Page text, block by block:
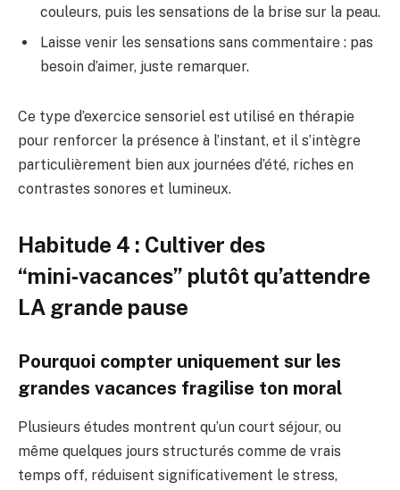
couleurs, puis les sensations de la brise sur la peau.
Laisse venir les sensations sans commentaire : pas
besoin d’aimer, juste remarquer.
Ce type d’exercice sensoriel est utilisé en thérapie
pour renforcer la présence à l’instant, et il s’intègre
particulièrement bien aux journées d’été, riches en
contrastes sonores et lumineux.
Habitude 4 : Cultiver des
“mini‑vacances” plutôt qu’attendre
LA grande pause
Pourquoi compter uniquement sur les
grandes vacances fragilise ton moral
Plusieurs études montrent qu’un court séjour, ou
même quelques jours structurés comme de vrais
temps off, réduisent significativement le stress,